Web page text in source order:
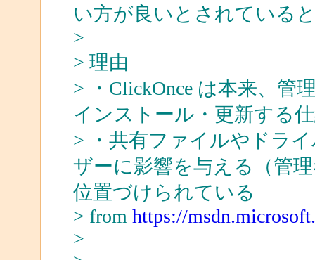
い方が良いとされている
>
> 理由
> ・ClickOnce は本来、管
インストール・更新する
> ・共有ファイルやドラ
ザーに影響を与える（管
位置づけられている
> from https://
>